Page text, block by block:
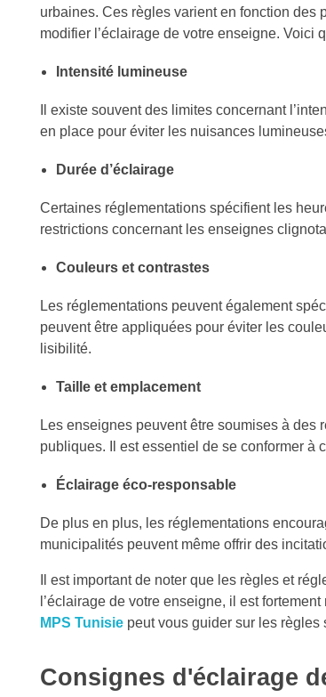
urbaines. Ces règles varient en fonction des
modifier l’éclairage de votre enseigne. Voici
Intensité lumineuse
Il existe souvent des limites concernant
en place pour éviter les nuisances
Durée d’éclairage
Certaines réglementations spécifient les
restrictions concernant les enseignes
Couleurs et contrastes
Les réglementations peuvent également
peuvent être appliquées pour éviter les
lisibilité.
Taille et emplacement
Les enseignes peuvent être soumises à des
publiques. Il est essentiel de se conformer à
Éclairage éco-responsable
De plus en plus, les réglementations
municipalités peuvent même offrir des
Il est important de noter que les règles et
l’éclairage de votre enseigne, il est
MPS Tunisie peut vous guider sur les
Consignes d'éclairage